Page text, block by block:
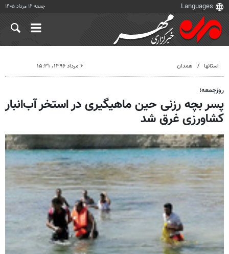
جمعه ۱۶ مرداد ۱۴۰۵
استانها همدان ۶ مرداد ۱۳۹۶، ۱۵:۳۱
روزجمعه؛
پسر بچه رزنی حین ماهیگیری در استخر آب‌انبار
کشاورزی غرق شد